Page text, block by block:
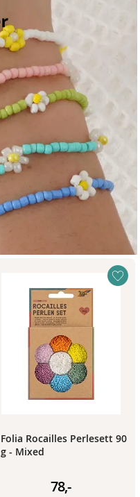
Folia Rocailles Perlesett 90
g - Mixed
78,-